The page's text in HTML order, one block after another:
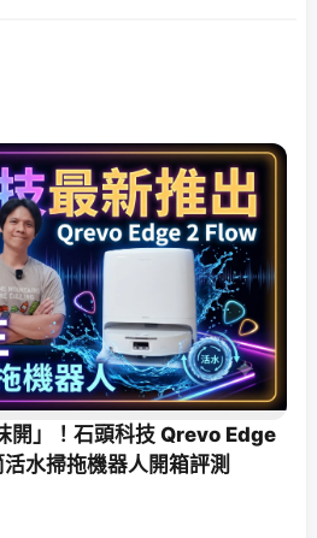
開」！石頭科技 Qrevo Edge
水掃拖機器人開箱評測